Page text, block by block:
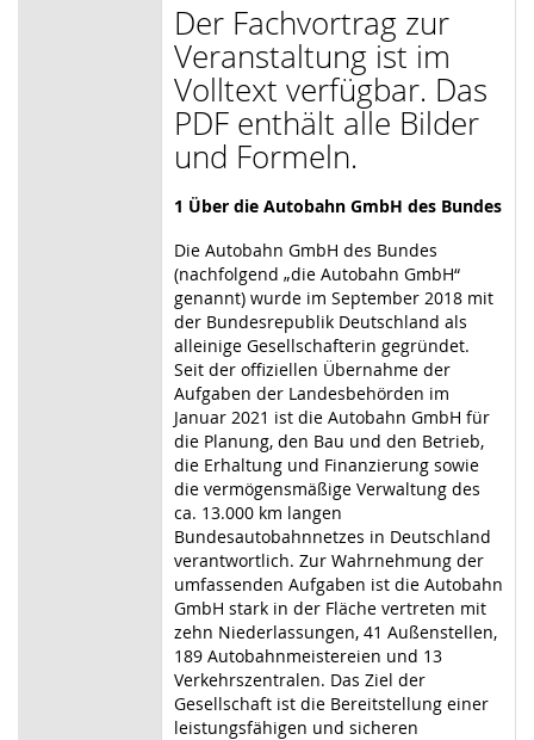
Der Fachvortrag zur
Veranstaltung ist im
Volltext verfügbar. Das
PDF enthält alle Bilder
und Formeln.
1 Über die Autobahn GmbH des Bundes
Die Autobahn GmbH des Bundes
(nachfolgend „die Autobahn GmbH“
genannt) wurde im September 2018 mit
der Bundesrepublik Deutschland als
alleinige Gesellschafterin gegründet.
Seit der offiziellen Übernahme der
Aufgaben der Landesbehörden im
Januar 2021 ist die Autobahn GmbH für
die Planung, den Bau und den Betrieb,
die Erhaltung und Finanzierung sowie
die vermögensmäßige Verwaltung des
ca. 13.000 km langen
Bundesautobahnnetzes in Deutschland
verantwortlich. Zur Wahrnehmung der
umfassenden Aufgaben ist die Autobahn
GmbH stark in der Fläche vertreten mit
zehn Niederlassungen, 41 Außenstellen,
189 Autobahnmeistereien und 13
Verkehrszentralen. Das Ziel der
Gesellschaft ist die Bereitstellung einer
leistungsfähigen und sicheren